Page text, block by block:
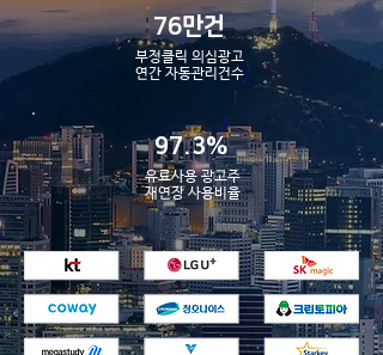
76만건
부정클릭 의심광고
​연간 자동관리건수
97.3%
유료사용 광고주
​재연장 사용비율